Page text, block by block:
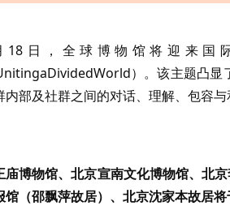
18日，全球博物馆将迎来国
）。该主题凸显
部及社群之间的对话、理解、包容与
庙博物馆、北京宣南文化博物馆、北
馆（邵飘萍故居）、北京沈家本故居